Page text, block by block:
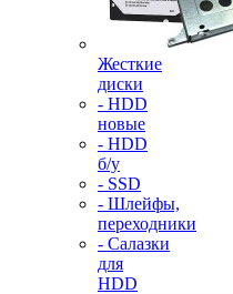
Жесткие
диски
- HDD
новые
- HDD
б/у
- SSD
- Шлейфы,
переходники
- Салазки
для
HDD